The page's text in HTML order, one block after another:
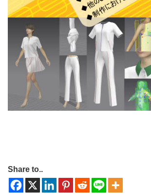
Share to..